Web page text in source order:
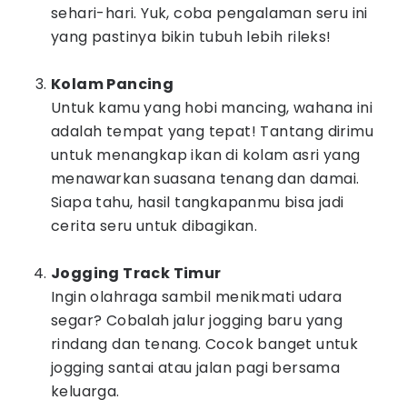
sehari-hari. Yuk, coba pengalaman seru ini
yang pastinya bikin tubuh lebih rileks!
Kolam Pancing
Untuk kamu yang hobi mancing, wahana ini
adalah tempat yang tepat! Tantang dirimu
untuk menangkap ikan di kolam asri yang
menawarkan suasana tenang dan damai.
Siapa tahu, hasil tangkapanmu bisa jadi
cerita seru untuk dibagikan.
Jogging Track Timur
Ingin olahraga sambil menikmati udara
segar? Cobalah jalur jogging baru yang
rindang dan tenang. Cocok banget untuk
jogging santai atau jalan pagi bersama
keluarga.